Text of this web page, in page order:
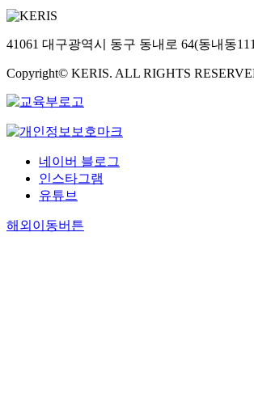
41061 대구광역시 동구 동내로 64(동내동
Copyright© KERIS. ALL RIGHTS
네이버 블로그
인스타그램
유튜브
해외이동버튼